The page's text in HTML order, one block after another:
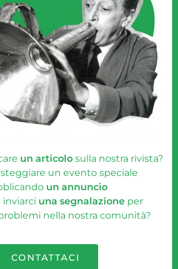
un articolosulla nostra rivista?
un evento speciale
un annuncio
una segnalazione per
nella nostra comunità?
CONTATTACI